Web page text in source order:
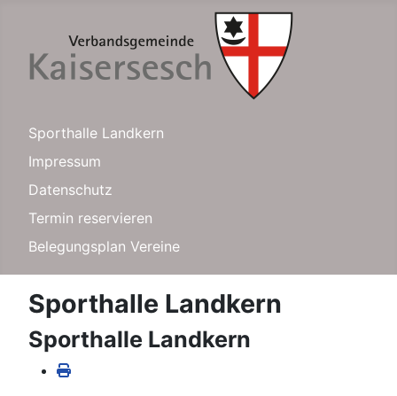
Sporthalle Landkern
Impressum
Datenschutz
Termin reservieren
Belegungsplan Vereine
Sporthalle Landkern
Sporthalle Landkern